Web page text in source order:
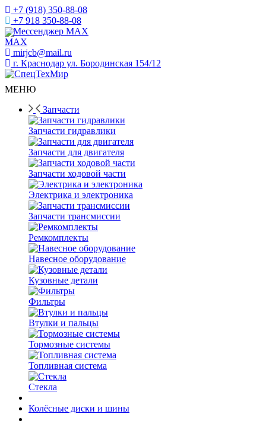
+7 (918) 350-88-08
+7 918 350-88-08
Мессенджер MAX
mirjcb@mail.ru
г. Краснодар ул. Бородинская 154/12
МЕНЮ
Запчасти
Запчасти гидравлики
Запчасти для двигателя
Запчасти ходовой части
Электрика и электроника
Запчасти трансмиссии
Ремкомплекты
Навесное оборудование
Кузовные детали
Фильтры
Втулки и пальцы
Тормозные системы
Топливная система
Стекла
Колёсные диски и шины